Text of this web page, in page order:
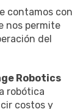
contamos con
nos permite
del
Robotics
robótica
costos y